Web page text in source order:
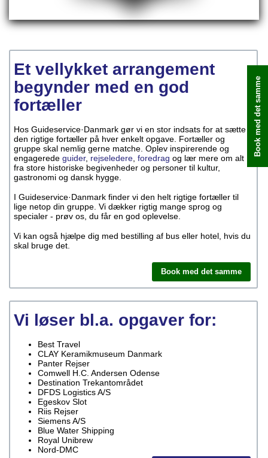
Et vellykket arrangement
begynder med en god
fortæller
Hos Guideservice·Danmark gør vi en stor indsats for at sætte
den rigtige fortæller på hver enkelt opgave. Fortæller og
gruppe skal nemlig gerne matche. Oplev inspirerende og
engagerede guider, rejseledere foredrag og lær mere om alt
fra store historiske begivenheder og personer til kultur,
gastronomi og dansk hygge.
I Guideservice·Danmark finder vi den helt rigtige fortæller til
lige netop din gruppe. Vi dækker rigtig mange sprog og
specialer - prøv os, du får en god oplevelse.
Vi kan også hjælpe dig med bestilling af bus eller hotel, hvis du
skal bruge det.
Book med det samme
Vi løser bl.a. opgaver for:
Best Travel
CLAY Keramikmuseum Danmark
Panter Rejser
Comwell H.C. Andersen Odense
Destination Trekantområdet
DFDS Logistics A/S
Egeskov Slot
Riis Rejser
Siemens A/S
Blue Water Shipping
Royal Unibrew
Nord-DMC
Book med det samme